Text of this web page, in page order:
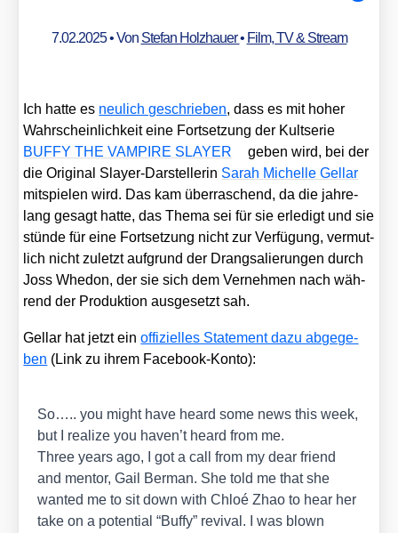
7.02.2025• Von Stefan Holzhauer• Film, TV & Stream
Ich hat­te es neu­lich geschrie­ben, dass es mit hoher
Wahr­schein­lich­keit eine Fort­set­zung der Kult­se­rie
BUFFY THE VAMPIRE SLAYER
geben wird, bei der
die Ori­gi­nal Slay­er-Dar­stel­le­rin Sarah Michel­le Gel­lar
mit­spie­len wird. Das kam über­ra­schend, da die jah­re­
lang gesagt hat­te, das The­ma sei für sie erle­digt und sie
stün­de für eine Fort­set­zung nicht zur Ver­fü­gung, ver­mut­
lich nicht zuletzt auf­grund der Drang­sa­lie­run­gen durch
Joss Whe­don, der sie sich dem Ver­neh­men nach wäh­
rend der Pro­duk­ti­on aus­ge­setzt sah.
Gel­lar hat jetzt einoffi­zi­el­les State­ment dazu abge­ge­
ben (Link zu ihrem Face­book-Kon­to):
So….. you might have heard some news this week,
but I rea­li­ze you haven’t heard from me.
Three years ago, I got a call from my dear fri­end
and men­tor, Gail Ber­man. She told me that she
wan­ted me to sit down with Chloé Zhao to hear her
take on a poten­ti­al “Buffy” revi­val. I was blown